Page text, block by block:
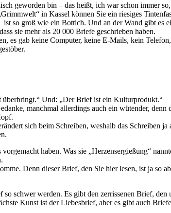
geworden bin – das heißt, ich war schon immer
in Kassel können Sie ein riesiges
so groß wie ein Bottich. Und an der Wand gibt es
sie mehr als 20 000 Briefe geschrieben haben.
es gab keine Computer, keine E-Mails, kein
überbringt.“ Und: „Der Brief ist ein Kulturprodukt.“
manchmal allerdings auch ein wütender,
sich beim Schreiben, weshalb das Schreiben
haben. Was sie „Herzensergießung“
Denn dieser Brief, den Sie hier lesen, ist ja so
schwer werden. Es gibt den zerrissenen Brief, den
Kunst ist der Liebesbrief, aber es gibt auch